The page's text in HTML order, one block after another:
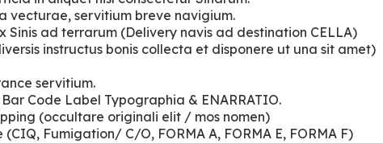
vecturae, servitium breve navigium.
Sinis ad terrarum (Delivery navis ad destination CELLA)
instructus bonis collecta et disponere ut una sit amet)
servitium.
Code Label Typographia & ENARRATIO.
(occultare originali elit / mos nomen)
Fumigation/ C/O, FORMA A, FORMA E, FORMA F)